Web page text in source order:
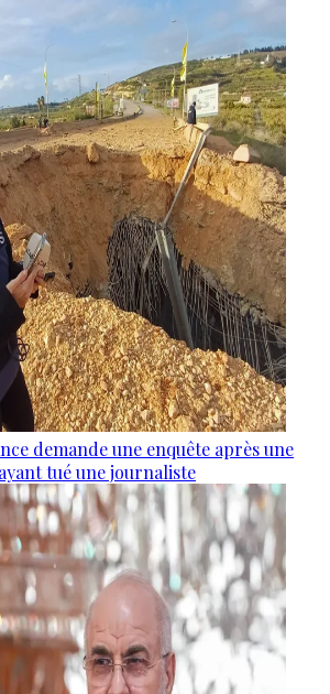
demande une enquête après une
tué une journaliste